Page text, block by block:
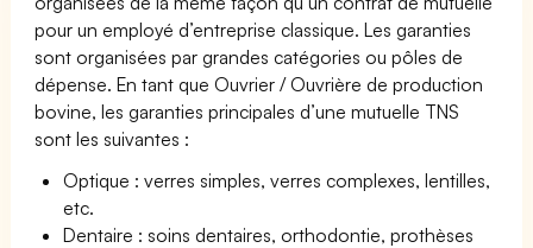
pour un employé d’entreprise classique. Les garanties
sont organisées par grandes catégories ou pôles de
dépense. En tant que Ouvrier / Ouvrière de production
bovine, les garanties principales d’une mutuelle TNS
sont les suivantes :
Optique : verres simples, verres complexes, lentilles,
etc.
Dentaire : soins dentaires, orthodontie, prothèses